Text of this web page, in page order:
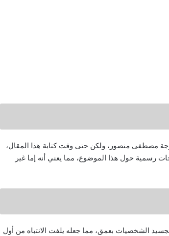
مصطفى منصور، ولكن حتى وقت كتابة هذا المقال،
رسمية حول هذا الموضوع، مما يعني أنه إما غير
الشخصيات بعمق، مما جعله يلفت الانتباه من أول